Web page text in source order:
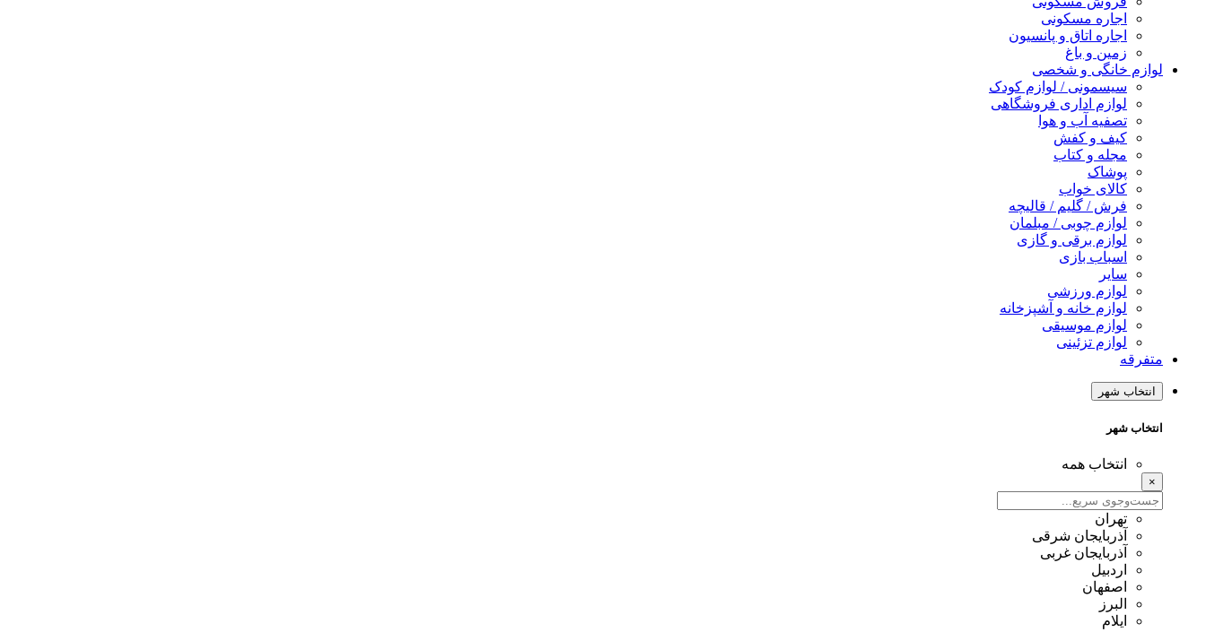
اجاره مسکونی
اجاره اتاق و پانسیون
زمین و باغ
لوازم خانگی و شخصی
سیسمونی / لوازم کودک
لوازم اداری فروشگاهی
تصفیه آب و هوا
کیف و کفش
مجله و کتاب
پوشاک
کالای خواب
فرش / گلیم / قالیچه
لوازم چوبی / مبلمان
لوازم برقی و گازی
اسباب بازی
سایر
لوازم ورزشی
لوازم خانه و آشپزخانه
لوازم موسیقی
لوازم تزئینی
متفرقه
انتخاب شهر
انتخاب شهر
انتخاب همه
×
تهران
آذربایجان شرقی
آذربایجان غربی
اردبیل
اصفهان
البرز
ایلام